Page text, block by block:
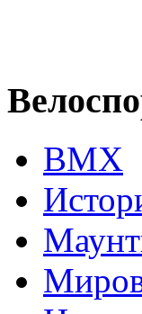
ВМХ